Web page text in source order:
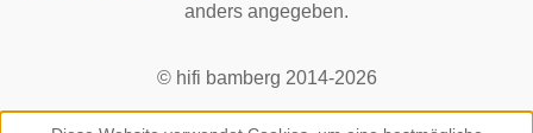
anders angegeben.
© hifi bamberg 2014-2026